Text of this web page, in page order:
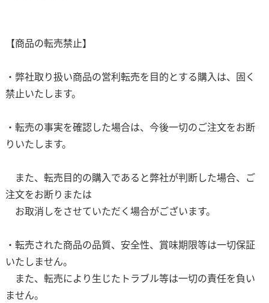
【商品の転売禁止】
・弊社取り扱い商品の営利転売を目的とする購入は、固く
禁止いたします。
・転売の事実を確認した場合は、今後一切のご注文をお断
りいたします。
また、転売目的の購入であると弊社が判断した場合、ご
注文をお断りまたは
お取消しをさせていただく場合がございます。
・転売された商品の品質、安全性、賞味期限等は一切保証
いたしません。
また、転売により生じたトラブル等は一切の責任を負い
ません。